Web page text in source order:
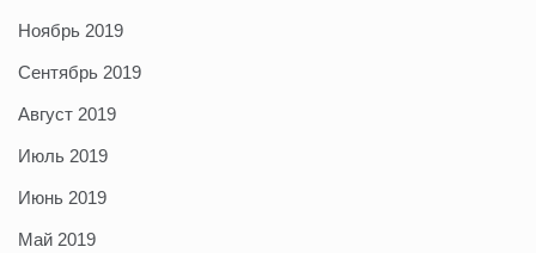
Ноябрь 2019
Сентябрь 2019
Август 2019
Июль 2019
Июнь 2019
Май 2019